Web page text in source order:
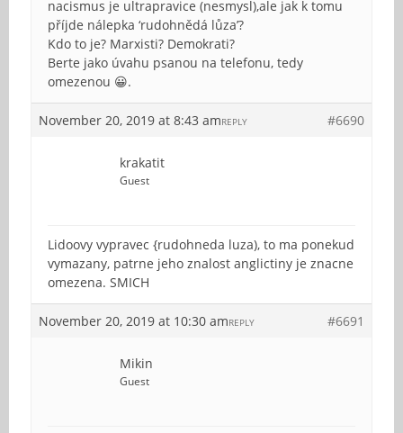
nacismus je ultrapravice (nesmysl),ale jak k tomu
příjde nálepka ‘rudohnědá lůza’?
Kdo to je? Marxisti? Demokrati?
Berte jako úvahu psanou na telefonu, tedy
omezenou 😀.
November 20, 2019 at 8:43 am #6690
REPLY
krakatit
Guest
Lidoovy vypravec {rudohneda luza), to ma ponekud
vymazany, patrne jeho znalost anglictiny je znacne
omezena. SMICH
November 20, 2019 at 10:30 am #6691
REPLY
Mikin
Guest